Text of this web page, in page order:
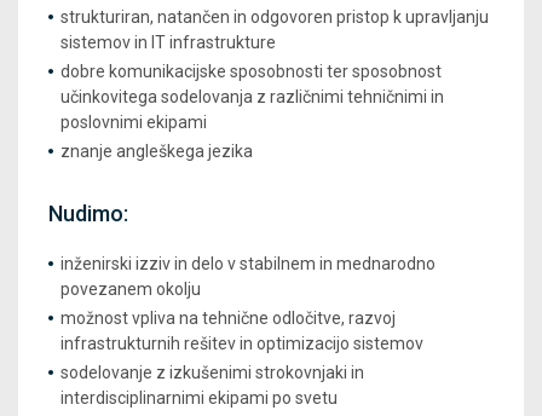
strukturiran, natančen in odgovoren pristop k upravljanju
sistemov in IT infrastrukture
dobre komunikacijske sposobnosti ter sposobnost
učinkovitega sodelovanja z različnimi tehničnimi in
poslovnimi ekipami
znanje angleškega jezika
Nudimo:
inženirski izziv in delo v stabilnem in mednarodno
povezanem okolju
možnost vpliva na tehnične odločitve, razvoj
infrastrukturnih rešitev in optimizacijo sistemov
sodelovanje z izkušenimi strokovnjaki in
interdisciplinarnimi ekipami po svetu